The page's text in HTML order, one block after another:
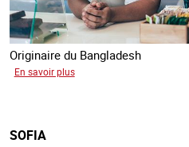
Originaire du Bangladesh
En savoir plussur
SOFIA